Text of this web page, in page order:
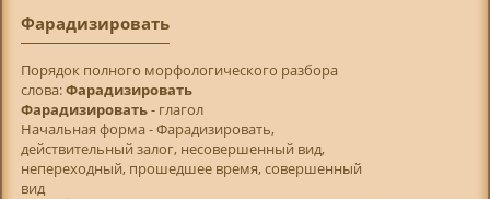
Фарадизировать
Порядок полного морфологического разбора
слова:Фарадизировать
Фарадизировать- глагол
Начальная форма - Фарадизировать,
действительный залог, несовершенный вид,
непереходный, прошедшее время, совершенный
вид